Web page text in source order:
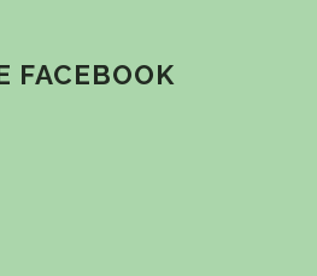
FACEBOOK